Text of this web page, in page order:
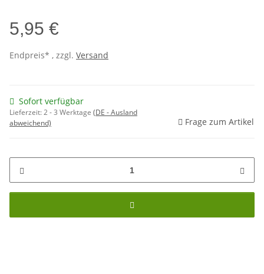
5,95 €
Endpreis* , zzgl. Versand
Sofort verfügbar
Lieferzeit:2 - 3 Werktage (DE - Ausland
abweichend)
Frage zum Artikel